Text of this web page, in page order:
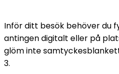
Inför ditt besök behöver du
antingen digitalt eller på
glöm inte
3.